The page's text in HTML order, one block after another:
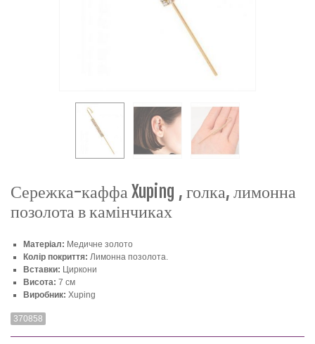
Сережка-каффа Xuping , голка, лимонна
позолота в камінчиках
Матеріал: Медичне золото
Колір покриття: Лимонна позолота.
Вставки: Циркони
Висота: 7 см
Виробник: Xuping
370858